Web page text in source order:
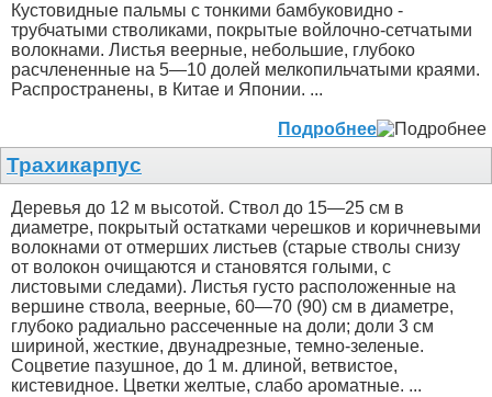
Кустовидные пальмы с тонкими бамбуковидно -
трубчатыми стволиками, покрытые войлочно-сетчатыми
волокнами. Листья веерные, небольшие, глубоко
расчлененные на 5—10 долей мелкопильчатыми краями.
Распространены, в Китае и Японии. ...
Подробнее
Трахикарпус
Деревья до 12 м высотой. Ствол до 15—25 см в
диаметре, покрытый остатками черешков и коричневыми
волокнами от отмерших листьев (старые стволы снизу
от волокон очищаются и становятся голыми, с
листовыми следами). Листья густо расположенные на
вершине ствола, веерные, 60—70 (90) см в диаметре,
глубоко радиально рассеченные на доли; доли 3 см
шириной, жесткие, двунадрезные, темно-зеленые.
Соцветие пазушное, до 1 м. длиной, ветвистое,
кистевидное. Цветки желтые, слабо ароматные. ...